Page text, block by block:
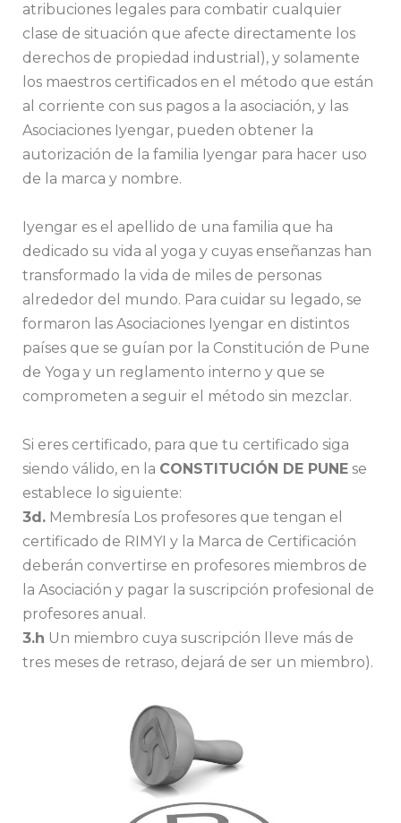
atribuciones legales para combatir cualquier
clase de situación que afecte directamente los
derechos de propiedad industrial), y solamente
los maestros certificados en el método que están
al corriente con sus pagos a la asociación, y las
Asociaciones Iyengar, pueden obtener la
autorización de la familia Iyengar para hacer uso
de la marca y nombre.
Iyengar es el apellido de una familia que ha
dedicado su vida al yoga y cuyas enseñanzas han
transformado la vida de miles de personas
alrededor del mundo. Para cuidar su legado, se
formaron las Asociaciones Iyengar en distintos
países que se guían por la Constitución de Pune
de Yoga y un reglamento interno y que se
comprometen a seguir el método sin mezclar.
Si eres certificado, para que tu certificado siga
siendo válido, en la CONSTITUCIÓN DE PUNE se
establece lo siguiente:
3d. Membresía Los profesores que tengan el
certificado de RIMYI y la Marca de Certificación
deberán convertirse en profesores miembros de
la Asociación y pagar la suscripción profesional de
profesores anual.
3.h Un miembro cuya suscripción lleve más de
tres meses de retraso, dejará de ser un miembro).